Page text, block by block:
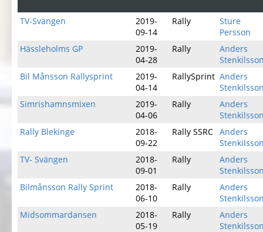
TV-Svängen
2019-
09-14
Rally
Sture
Persson
Hässleholms GP
2019-
04-28
Rally
Anders
Bil Månsson Rallysprint
2019-
04-14
RallySprint Anders
Simrishamnsmixen
2019-
04-06
Rally
Anders
Rally Blekinge
2018-
09-22
Rally SSRC Anders
TV- Svängen
2018-
09-01
Rally
Anders
Bilmånsson Rally Sprint
2018-
06-10
Rally
Anders
Midsommardansen
2018-
05-19
Rally
Anders